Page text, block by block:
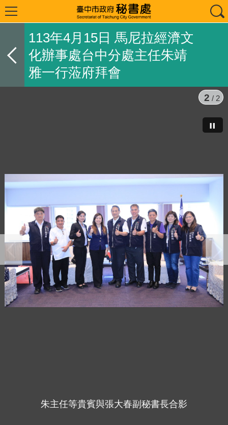
113年4月15日 馬尼拉經濟文
化辦事處台中分處主任朱靖
雅一行蒞府拜會
朱主任等貴賓與張大春副秘書長合影
2 / 2